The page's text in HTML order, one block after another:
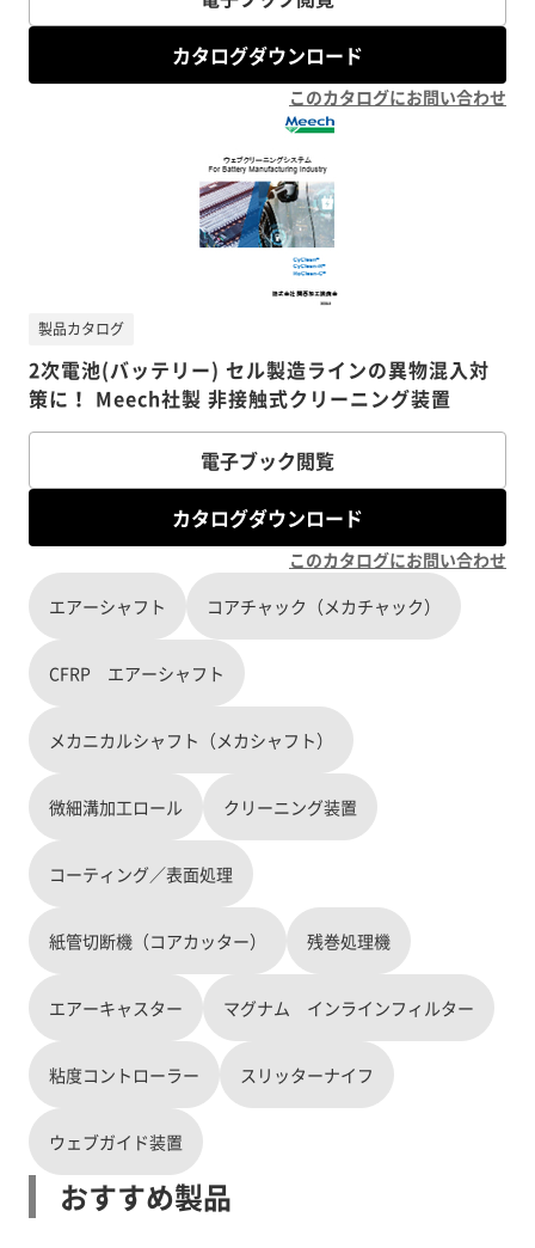
カタログダウンロード
このカタログにお問い合わせ
2次電池(バッテリー) セル製造ラインの異物混入対
策に！ Meech社製 非接触式クリーニング装置
製品カタログ
電子ブック閲覧
カタログダウンロード
このカタログにお問い合わせ
エアーシャフト
コアチャック（メカチャック）
CFRP エアーシャフト
メカニカルシャフト（メカシャフト）
微細溝加工ロール クリーニング装置
コーティング／表面処理
紙管切断機（コアカッター） 残巻処理機
エアーキャスター マグナム インラインフィルター
粘度コントローラー スリッターナイフ
ウェブガイド装置
おすすめ製品